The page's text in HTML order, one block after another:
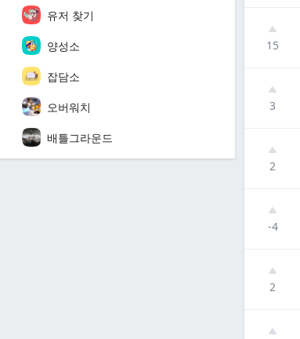
유저 찾기
양성소
잡담소
오버워치
배틀그라운드
15
3
2
-4
2